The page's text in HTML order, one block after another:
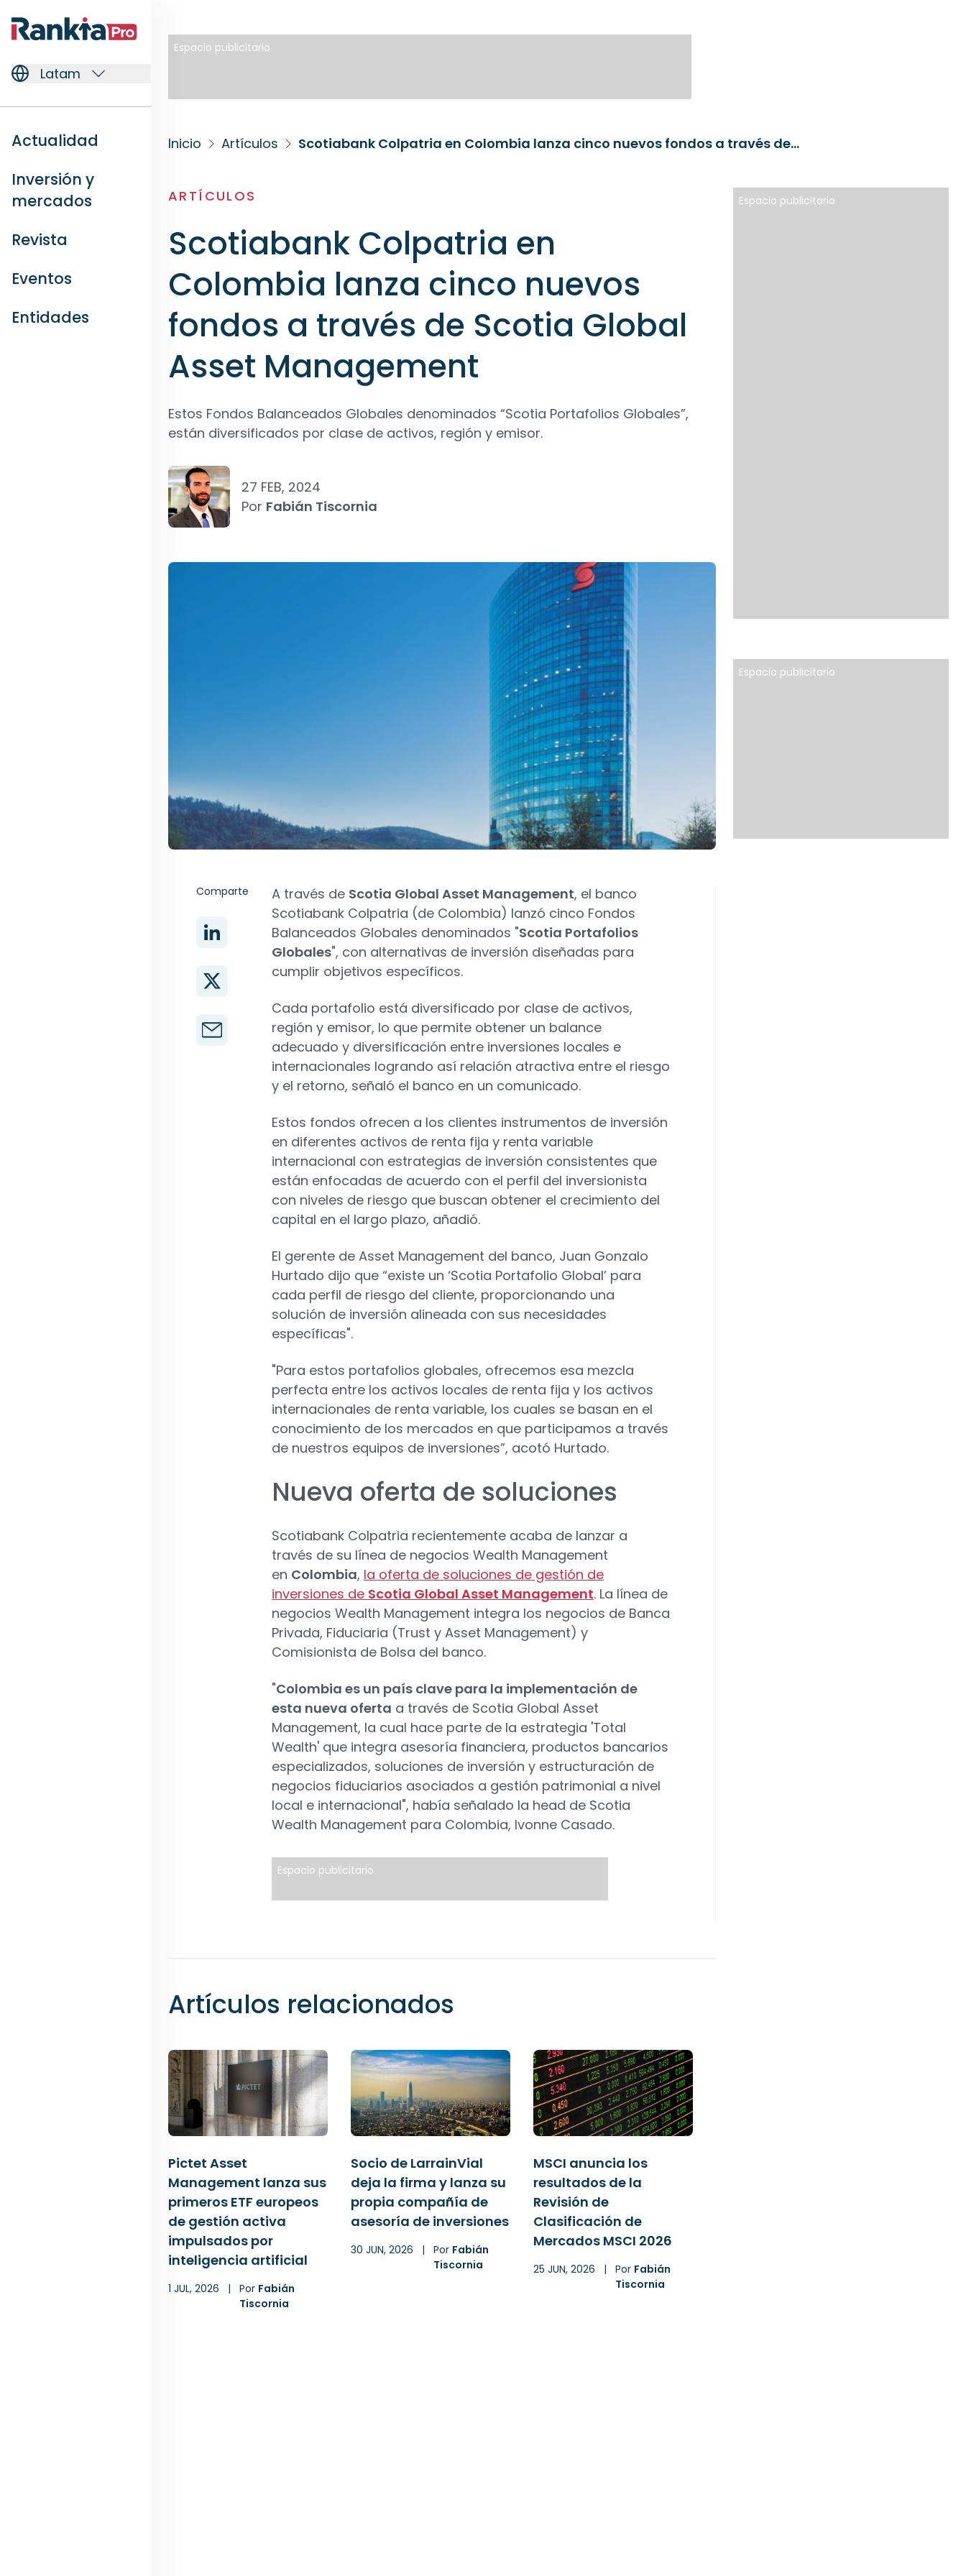
Latam
Actualidad
Inversión y
mercados
Revista
Eventos
Entidades
Espacio publicitario
Inicio Artículos Scotiabank Colpatria en Colombia lanza cinco nuevos fondos a través de Scotia Global Asset Management
ARTÍCULOS
Scotiabank Colpatria en
Colombia lanza cinco nuevos
fondos a través de Scotia Global
Asset Management
Estos Fondos Balanceados Globales denominados “Scotia Portafolios Globales”,
están diversificados por clase de activos, región y emisor.
27 FEB, 2024
Por Fabián Tiscornia
Comparte A través de Scotia Global Asset Management, el banco
Scotiabank Colpatria (de Colombia) lanzó cinco Fondos
Balanceados Globales denominados "Scotia Portafolios
Globales", con alternativas de inversión diseñadas para
cumplir objetivos específicos.
Cada portafolio está diversificado por clase de activos,
región y emisor, lo que permite obtener un balance
adecuado y diversificación entre inversiones locales e
internacionales logrando así relación atractiva entre el riesgo
y el retorno, señaló el banco en un comunicado.
Estos fondos ofrecen a los clientes instrumentos de inversión
en diferentes activos de renta fija y renta variable
internacional con estrategias de inversión consistentes que
están enfocadas de acuerdo con el perfil del inversionista
con niveles de riesgo que buscan obtener el crecimiento del
capital en el largo plazo, añadió.
El gerente de Asset Management del banco, Juan Gonzalo
Hurtado dijo que “existe un ‘Scotia Portafolio Global’ para
cada perfil de riesgo del cliente, proporcionando una
solución de inversión alineada con sus necesidades
específicas".
"Para estos portafolios globales, ofrecemos esa mezcla
perfecta entre los activos locales de renta fija y los activos
internacionales de renta variable, los cuales se basan en el
conocimiento de los mercados en que participamos a través
de nuestros equipos de inversiones”, acotó Hurtado.
Nueva oferta de soluciones
Scotiabank Colpatria recientemente acaba de lanzar a
través de su línea de negocios Wealth Management
en Colombia, la oferta de soluciones de gestión de
inversiones de Scotia Global Asset Management. La línea de
negocios Wealth Management integra los negocios de Banca
Privada, Fiduciaria (Trust y Asset Management) y
Comisionista de Bolsa del banco.
"Colombia es un país clave para la implementación de
esta nueva oferta a través de Scotia Global Asset
Management, la cual hace parte de la estrategia 'Total
Wealth' que integra asesoría financiera, productos bancarios
especializados, soluciones de inversión y estructuración de
negocios fiduciarios asociados a gestión patrimonial a nivel
local e internacional", había señalado la head de Scotia
Wealth Management para Colombia, Ivonne Casado.
Espacio publicitario
Artículos relacionados
Pictet Asset
Management lanza sus
primeros ETF europeos
de gestión activa
impulsados por
inteligencia artificial
1 JUL, 2026 | Por Fabián
Tiscornia
Socio de LarrainVial
deja la firma y lanza su
propia compañía de
asesoría de inversiones
30 JUN, 2026 | Por Fabián
Tiscornia
MSCI anuncia los
resultados de la
Revisión de
Clasificación de
Mercados MSCI 2026
25 JUN, 2026 | Por Fabián
Tiscornia
Espacio publicitario
Espacio publicitario